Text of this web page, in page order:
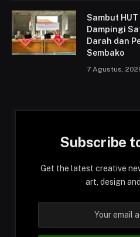
Sambut HUT
Dampingi
Darah dan
Sembako
7 Agustus,
Subscribe
Get the latest creative
art, design